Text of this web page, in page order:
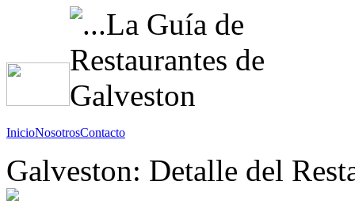
InicioNosotrosContacto
Galveston: Detalle del